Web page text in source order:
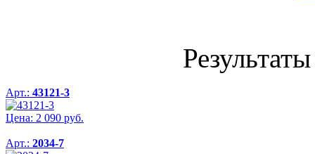
Арт.: 43121-3
Цена: 2 090 руб.
Арт.: 2034-7